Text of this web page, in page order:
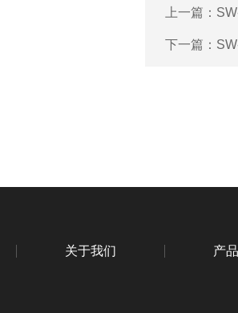
上一篇：
下一篇：
关于我们 产